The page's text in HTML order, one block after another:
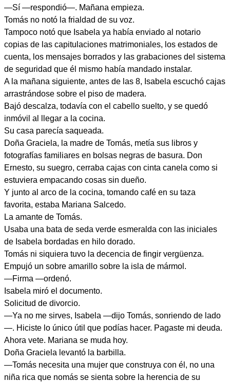
—Sí —respondió—. Mañana empieza.
Tomás no notó la frialdad de su voz.
Tampoco notó que Isabela ya había enviado al notario
copias de las capitulaciones matrimoniales, los estados de
cuenta, los mensajes borrados y las grabaciones del sistema
de seguridad que él mismo había mandado instalar.
A la mañana siguiente, antes de las 8, Isabela escuchó cajas
arrastrándose sobre el piso de madera.
Bajó descalza, todavía con el cabello suelto, y se quedó
inmóvil al llegar a la cocina.
Su casa parecía saqueada.
Doña Graciela, la madre de Tomás, metía sus libros y
fotografías familiares en bolsas negras de basura. Don
Ernesto, su suegro, cerraba cajas con cinta canela como si
estuviera empacando cosas sin dueño.
Y junto al arco de la cocina, tomando café en su taza
favorita, estaba Mariana Salcedo.
La amante de Tomás.
Usaba una bata de seda verde esmeralda con las iniciales
de Isabela bordadas en hilo dorado.
Tomás ni siquiera tuvo la decencia de fingir vergüenza.
Empujó un sobre amarillo sobre la isla de mármol.
—Firma —ordenó.
Isabela miró el documento.
Solicitud de divorcio.
—Ya no me sirves, Isabela —dijo Tomás, sonriendo de lado
—. Hiciste lo único útil que podías hacer. Pagaste mi deuda.
Ahora vete. Mariana se muda hoy.
Doña Graciela levantó la barbilla.
—Tomás necesita una mujer que construya con él, no una
niña rica que nomás se sienta sobre la herencia de su